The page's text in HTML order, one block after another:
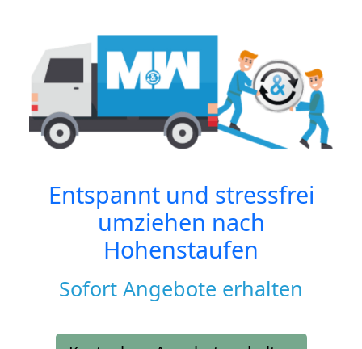
Entspannt und stressfrei
umziehen nach
Hohenstaufen
Sofort Angebote erhalten